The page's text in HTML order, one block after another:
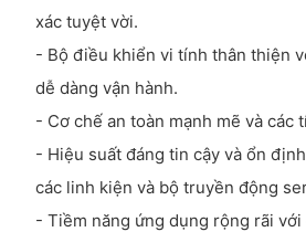
xác tuyệt vời.
- Bộ điều khiển vi tính thân thiện
dễ dàng vận hành.
- Cơ chế an toàn mạnh mẽ và các
- Hiệu suất đáng tin cậy và ổn
các linh kiện và bộ truyền động
- Tiềm năng ứng dụng rộng rãi